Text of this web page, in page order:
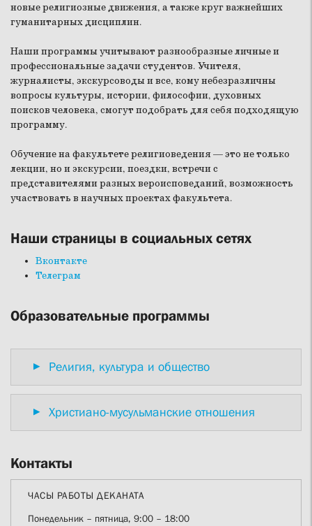
новые религиозные движения, а также круг важнейших
гуманитарных дисциплин.
Наши программы учитывают разнообразные личные и
профессиональные задачи студентов. Учителя,
журналисты, экскурсоводы и все, кому небезразличны
вопросы культуры, истории, философии, духовных
поисков человека, смогут подобрать для себя подходящую
программу.
Обучение на факультете религиоведения — это не только
лекции, но и экскурсии, поездки, встречи с
представителями разных вероисповеданий, возможность
участвовать в научных проектах факультета.
Наши страницы в социальных сетях
Вконтакте
Телеграм
Образовательные программы
Религия, культура и общество
Христиано-мусульманские отношения
Контакты
ЧАСЫ РАБОТЫ ДЕКАНАТА
Понедельник – пятница, 9:00 – 18:00